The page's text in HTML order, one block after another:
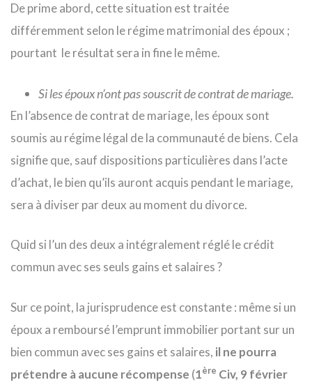
De prime abord, cette situation est traitée
différemment selon le régime matrimonial des époux ;
pourtant le résultat sera in fine le même.
Si les époux n’ont pas souscrit de contrat de mariage.
En l’absence de contrat de mariage, les époux sont
soumis au régime légal de la communauté de biens. Cela
signifie que, sauf dispositions particulières dans l’acte
d’achat, le bien qu’ils auront acquis pendant le mariage,
sera à diviser par deux au moment du divorce.
Quid si l’un des deux a intégralement réglé le crédit
commun avec ses seuls gains et salaires ?
Sur ce point, la jurisprudence est constante : même si un
époux a remboursé l’emprunt immobilier portant sur un
bien commun avec ses gains et salaires, il ne pourra
prétendre à aucune récompense (1ère Civ, 9 février